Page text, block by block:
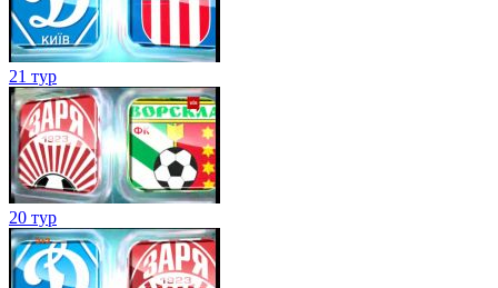
21 тур
20 тур